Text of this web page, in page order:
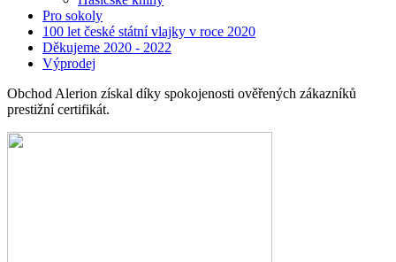
Pro sokoly
100 let české státní vlajky v roce 2020
Děkujeme 2020 - 2022
Výprodej
Obchod Alerion získal díky spokojenosti ověřených zákazníků
prestižní certifikát.